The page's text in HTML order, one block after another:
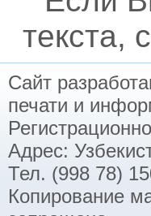
текста,
Сайт
печати и
Адрес:
Тел. (998 78)
Копирование